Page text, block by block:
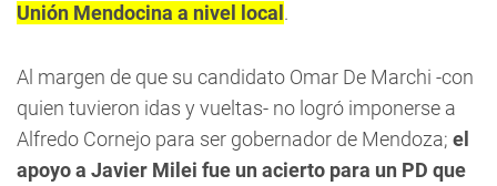
Unión Mendocina a nivel local .
Al margen de que su candidato Omar De Marchi -con
quien tuvieron idas y vueltas- no logró imponerse a
Alfredo Cornejo para ser gobernador de Mendoza; el
apoyo a Javier Milei fue un acierto para un PD que